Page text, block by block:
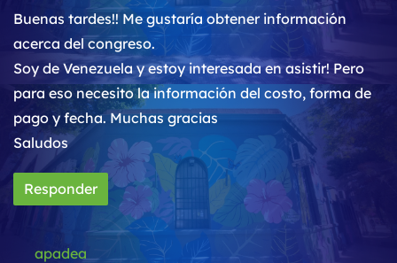
Buenas tardes!! Me gustaría obtener información
acerca del congreso.
Soy de Venezuela y estoy interesada en asistir! Pero
para eso necesito la información del costo, forma de
pago y fecha. Muchas gracias
Saludos
Responder
apadea